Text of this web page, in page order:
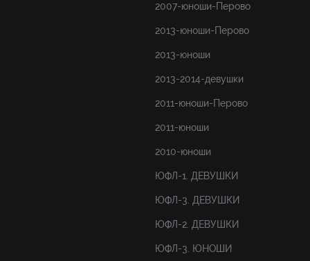
2007-юноши-Перово
2013-юноши-Перово
2013-юноши
2013-2014-девушки
2011-юноши-Перово
2011-юноши
2010-юноши
ЮФЛ-1. ДЕВУШКИ
ЮФЛ-3. ДЕВУШКИ
ЮФЛ-2. ДЕВУШКИ
ЮФЛ-3. ЮНОШИ